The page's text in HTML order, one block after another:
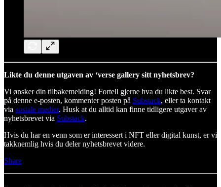
Likte du denne utgaven av ‘verse gallery sitt nyhetsbrev?
Vi ønsker din tilbakemelding! Fortell gjerne hva du likte best. Svar
på denne e-posten, kommenter posten på Substack, eller ta kontakt
via sosiale medier. Husk at du alltid kan finne tidligere utgaver av
nyhetsbrevet via Substack.
Hvis du har en venn som er interessert i NFT eller digital kunst, er vi
takknemlig hvis du deler nyhetsbrevet videre.
Share